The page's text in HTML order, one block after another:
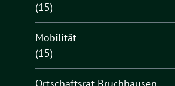
(15)
Mobilität
(15)